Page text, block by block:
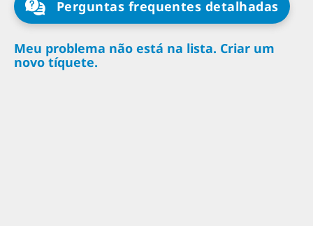
Perguntas frequentes detalhadas
Meu problema não está na lista. Criar um
novo tíquete.